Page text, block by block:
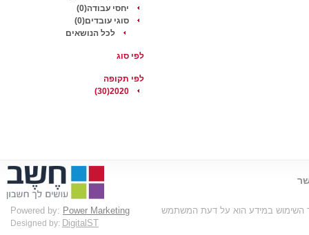
יחסי עבודה(0)
סוגי עובדים(0)
לכל הנושאים
לפי סוג
לפי תקופה
2020(30)
השימוש במידע הוא על דעת המשתמש Powered by: Power Marketing
Designed by: DigitalST